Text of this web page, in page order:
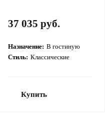
37 035 руб.
Назначение: В гостиную
Стиль: Классические
Купить